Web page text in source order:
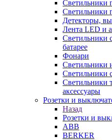
Светильники
Светильники
Детекторы,
Лента LED и
Светильники
батарее
Фонари
Светильники
Светильники
Светильники
аксессуары
Розетки и
Назад
Розетки и
ABB
BERKER